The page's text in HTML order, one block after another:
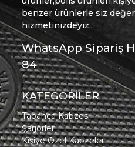
benzer ürünlerle siz
hizmetinizdeyiz..
WhatsApp Sipariş
84
KATEGORİLER
Tabanca Kabzesi
Şarjörler
Kişiye Özel Kabzeler